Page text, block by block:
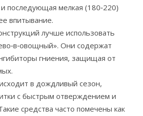
последующая мелкая (180‑220)
впитывание.
лучше использовать
Они содержат
гниения, защищая от
в дождливый сезон,
с быстрым отверждением и
средства часто помечены как